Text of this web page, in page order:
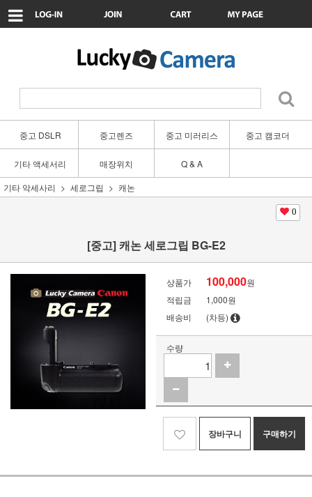
중고 DSLR 중고렌즈 중고 미러리스 중고 캠코더
기타 액세서리 매장위치
Q & A
기타 악세사리
세로그립 캐논
0
[중고] 캐논 세로그립 BG-E2
상품가 100,000원
적립금
1,000원
배송비
(차등)
수량
장바구니 구매하기